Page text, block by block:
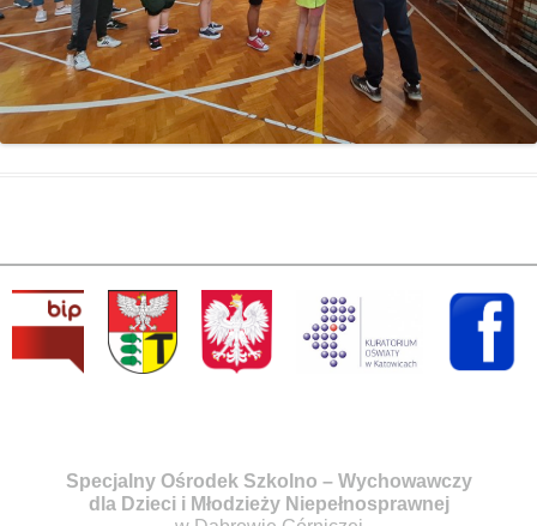
Specjalny Ośrodek Szkolno – Wychowawczy
dla Dzieci i Młodzieży Niepełnosprawnej